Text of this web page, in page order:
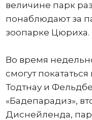
величине парк
понаблюдают за
зоопарке Цюриха.
Во время
смогут
Тодтнау и
«Бадепарадиз»,
Диснейленда,